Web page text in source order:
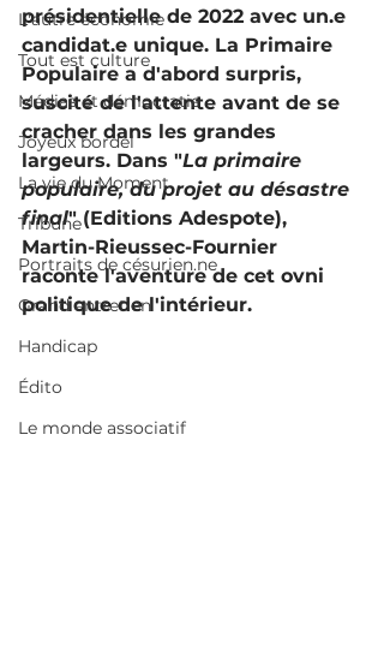
L'autre économie
Tout est culture
Médias et démocratie
Joyeux bordel
La vie du Moment
Tribune
Portraits de césurien.ne
Grand entretien
Handicap
Édito
Le monde associatif
présidentielle de 2022 avec un.e
candidat.e unique. La Primaire
Populaire a d'abord surpris,
suscité de l'attente avant de se
cracher dans les grandes
largeurs. Dans "La primaire
populaire, du projet au désastre
final" (Editions Adespote),
Martin-Rieussec-Fournier
raconte l'aventure de cet ovni
politique de l'intérieur.